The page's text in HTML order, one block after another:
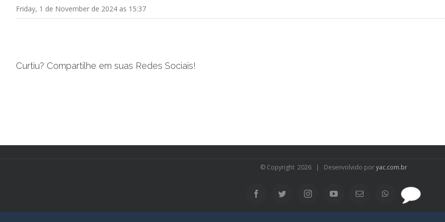
Friday, 1 de November de 2024 as 15:37
Curtiu? Compartilhe em suas Redes Sociais!
© Copyright 2026 | Desenvolvido poryac.com.br
FacebookTwitter InstagramYouTubeEmail WhatsApp
SAC